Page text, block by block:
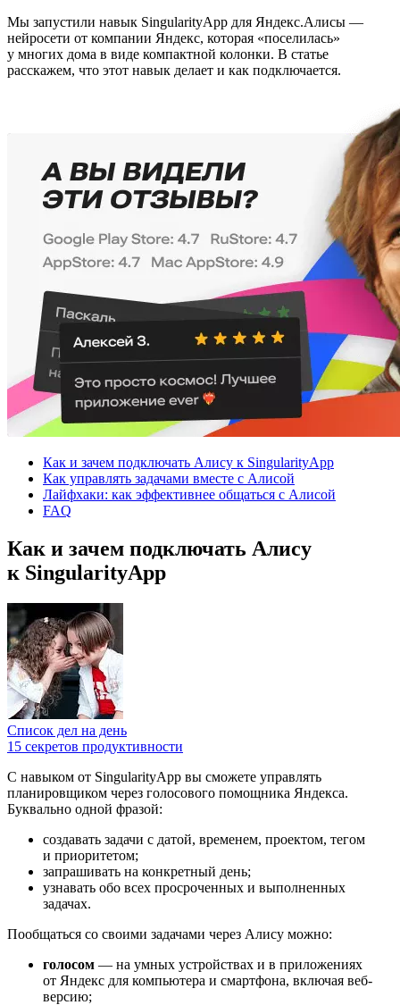
Мы запустили навык SingularityApp для Яндекс.Алисы —
нейросети от компании Яндекс, которая «поселилась»
у многих дома в виде компактной колонки. В статье
расскажем, что этот навык делает и как подключается.
Как и зачем подключать Алису к SingularityApp
Как управлять задачами вместе с Алисой
Лайфхаки: как эффективнее общаться с Алисой
FAQ
Как и зачем подключать Алису
к SingularityApp
Список дел на день
15 секретов продуктивности
С навыком от SingularityApp вы сможете управлять
планировщиком через голосового помощника Яндекса.
Буквально одной фразой:
создавать задачи с датой, временем, проектом, тегом
и приоритетом;
запрашивать на конкретный день;
узнавать обо всех просроченных и выполненных
задачах.
Пообщаться со своими задачами через Алису можно:
голосом — на умных устройствах и в приложениях
от Яндекс для компьютера и смартфона, включая веб-
версию;